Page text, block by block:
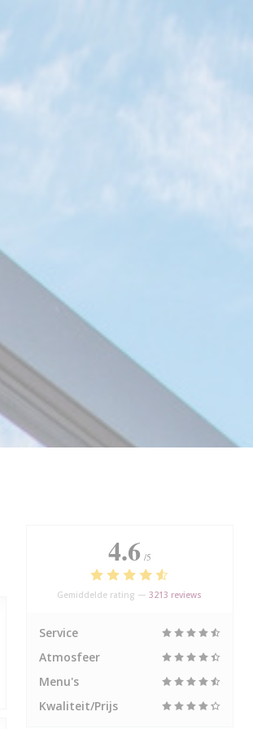
4.6 /5
Gemiddelde rating —3213 reviews
Service
Atmosfeer
Menu's
Kwaliteit/Prijs